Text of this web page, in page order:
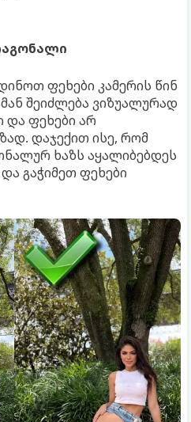
ფეხები კამერის წინ
შეიძლება ვიზუალურად
ფეხები არ
დაჯექით ისე, რომ
ხაზს აყალიბებდეს
გაჭიმეთ ფეხები